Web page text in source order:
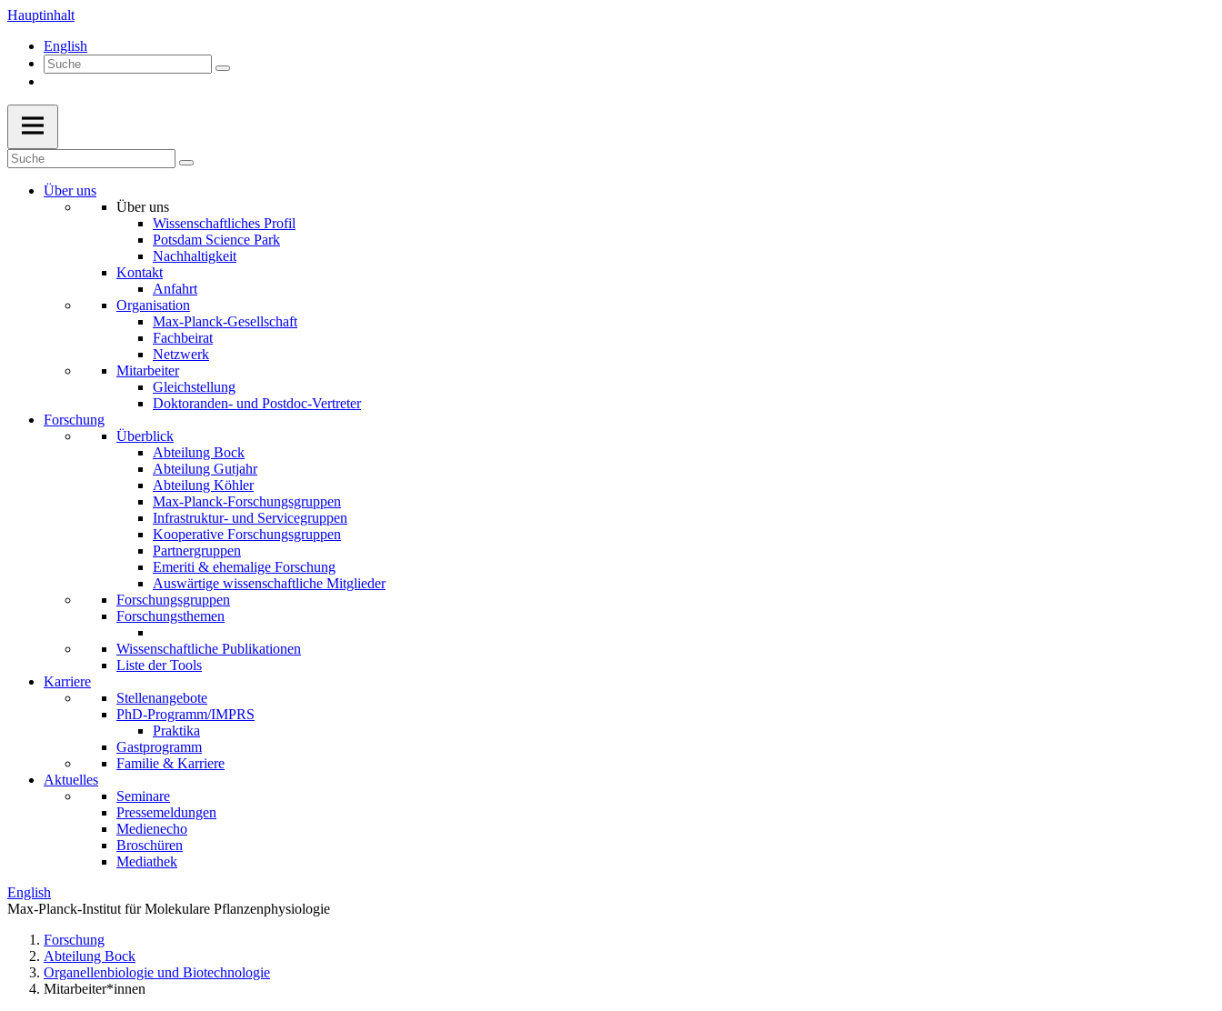
Hauptinhalt
English
Über uns
Über uns
Wissenschaftliches Profil
Potsdam Science Park
Nachhaltigkeit
Kontakt
Anfahrt
Organisation
Max-Planck-Gesellschaft
Fachbeirat
Netzwerk
Mitarbeiter
Gleichstellung
Doktoranden- und Postdoc-Vertreter
Forschung
Überblick
Abteilung Bock
Abteilung Gutjahr
Abteilung Köhler
Max-Planck-Forschungsgruppen
Infrastruktur- und Servicegruppen
Kooperative Forschungsgruppen
Partnergruppen
Emeriti & ehemalige Forschung
Auswärtige wissenschaftliche Mitglieder
Forschungsgruppen
Forschungsthemen
Wissenschaftliche Publikationen
Liste der Tools
Karriere
Stellenangebote
PhD-Programm/IMPRS
Praktika
Gastprogramm
Familie & Karriere
Aktuelles
Seminare
Pressemeldungen
Medienecho
Broschüren
Mediathek
English
Max-Planck-Institut für Molekulare Pflanzenphysiologie
Forschung
Abteilung Bock
Organellenbiologie und Biotechnologie
Mitarbeiter*innen